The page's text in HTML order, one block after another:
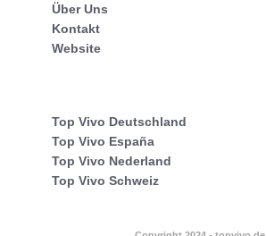
Über Uns
Kontakt
Website
Top Vivo Deutschland
Top Vivo España
Top Vivo Nederland
Top Vivo Schweiz